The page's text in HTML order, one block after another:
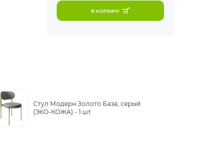
В КОРЗИНУ
Стул Модерн Золото База, серый
(ЭКО-КОЖА) - 1 шт.